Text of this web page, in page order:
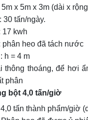
x 3m (dài x rộng
tấn/ngày.
kwh
đã tách nước
4 m
thoáng, để hơi
phân
bột 4,0 tấn/giờ
phẩm/giờ